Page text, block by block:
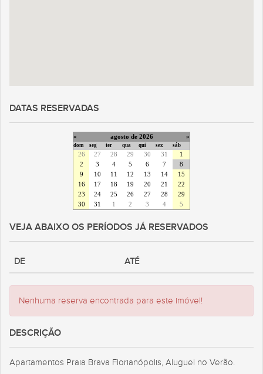
DATAS RESERVADAS
« agosto de 2026 »
dom seg ter qua qui sex sáb
26 27 28 29 30 31
1
2
3 4 5 6 7
8
9
10 11 12 13 14
15
16
17 18 19 20 21
22
23
24 25 26 27 28
29
30
31 1 2 3 4 5
VEJA ABAIXO OS PERÍODOS JÁ RESERVADOS
DE ATÉ
Nenhuma reserva encontrada para este imóvel!
DESCRIÇÃO
Apartamentos Praia Brava Florianópolis, Aluguel no Verão.